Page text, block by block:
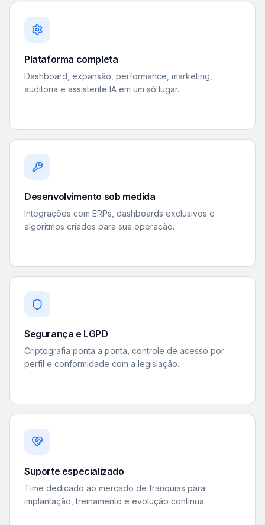
Plataforma completa
Dashboard, expansão, performance, marketing,
auditoria e assistente IA em um só lugar.
Desenvolvimento sob medida
Integrações com ERPs, dashboards exclusivos e
algoritmos criados para sua operação.
Segurança e LGPD
Criptografia ponta a ponta, controle de acesso por
perfil e conformidade com a legislação.
Suporte especializado
Time dedicado ao mercado de franquias para
implantação, treinamento e evolução contínua.